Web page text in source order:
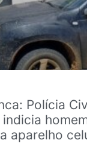
Polícia
aparelho